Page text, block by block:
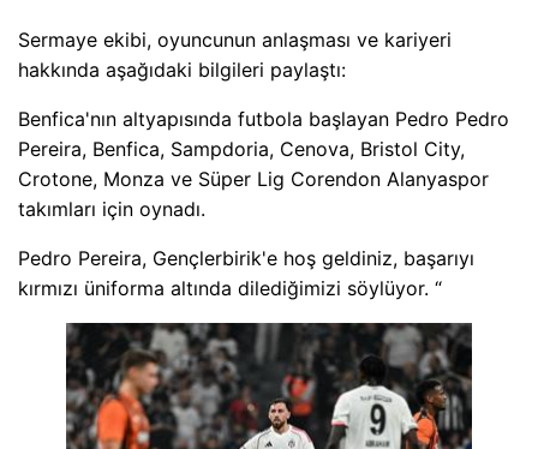
Sermaye ekibi, oyuncunun anlaşması ve kariyeri
hakkında aşağıdaki bilgileri paylaştı:
Benfica'nın altyapısında futbola başlayan Pedro Pedro
Pereira, Benfica, Sampdoria, Cenova, Bristol City,
Crotone, Monza ve Süper Lig Corendon Alanyaspor
takımları için oynadı.
Pedro Pereira, Gençlerbirik'e hoş geldiniz, başarıyı
kırmızı üniforma altında dilediğimizi söylüyor. “